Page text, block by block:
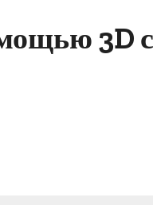
3D